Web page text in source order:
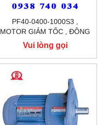
PF40-0400-1000S3 ,
MOTOR GIẢM TỐC , ĐÔNG
CƠ GIẢM TỐC MẶT BÍCH
TUNGLEE
Vui lòng gọi